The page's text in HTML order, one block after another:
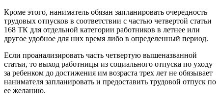
Кроме этого, наниматель обязан запланировать очередность
трудовых отпусков в соответствии с частью четвертой статьи
168 ТК для отдельной категории работников в летнее или
другое удобное для них время либо в определенный период.
Если проанализировать часть четвертую вышеназванной
статьи, то выход работницы из социального отпуска по уходу
за ребенком до достижения им возраста трех лет не обязывает
нанимателя запланировать и предоставить трудовой отпуск по
ее желанию.